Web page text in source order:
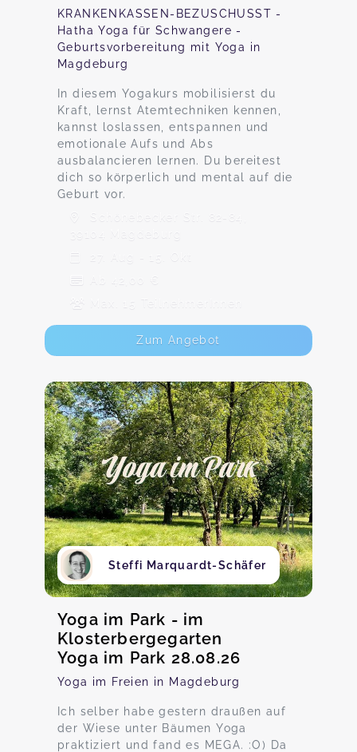
KRANKENKASSEN-BEZUSCHUSST -
Hatha Yoga für Schwangere -
Geburtsvorbereitung mit Yoga in
Magdeburg
In diesem Yogakurs mobilisierst du
Kraft, lernst Atemtechniken kennen,
kannst loslassen, entspannen und
emotionale Aufs und Abs
ausbalancieren lernen. Du bereitest
dich so körperlich und mental auf die
Geburt vor.
Schönebecker Str. 82-84,
39104 Magdeburg
27. Aug - 15. Okt
Ab 42,00 €
Max. 15 TeilnehmerInnen
Zum Angebot
Steffi Marquardt-Schäfer
Yoga im Park - im
Klosterbergegarten
Yoga im Park 28.08.26
Yoga im Freien in Magdeburg
Ich selber habe gestern draußen auf
der Wiese unter Bäumen Yoga
praktiziert und fand es MEGA. :O) Da